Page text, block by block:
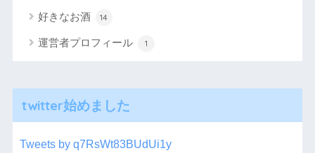
好きなお酒 14
運営者プロフィール 1
twitter始めました
Tweets by q7RsWt83BUdUi1y